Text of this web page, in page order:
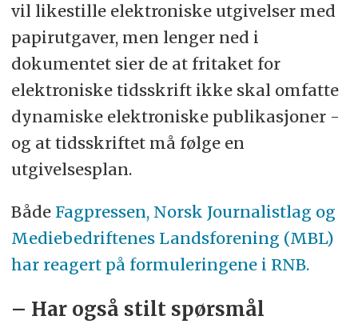
vil likestille elektroniske utgivelser med
papirutgaver, men lenger ned i
dokumentet sier de at fritaket for
elektroniske tidsskrift ikke skal omfatte
dynamiske elektroniske publikasjoner -
og at tidsskriftet må følge en
utgivelsesplan.
Både Fagpressen, Norsk Journalistlag og
Mediebedriftenes Landsforening (MBL)
har reagert på formuleringene i RNB.
– Har også stilt spørsmål